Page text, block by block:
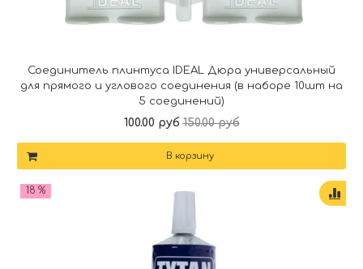
Соединитель плинтуса IDEAL Дюра универсальный
для прямого и углового соединения (в наборе 10шт на
5 соединений)
100.00 руб 150.00 руб
В корзину
18 %